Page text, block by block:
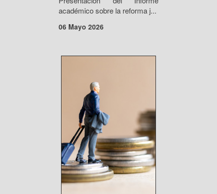
académico sobre la reforma j...
06 Mayo 2026